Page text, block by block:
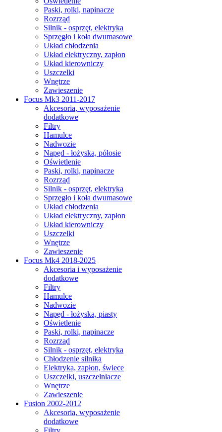
Paski, rolki, napinacze
Rozrząd
Silnik - osprzęt, elektryka
Sprzęgło i koła dwumasowe
Układ chłodzenia
Układ elektryczny, zapłon
Układ kierowniczy
Uszczelki
Wnętrze
Zawieszenie
Focus Mk3 2011-2017
Akcesoria, wyposażenie
dodatkowe
Filtry
Hamulce
Nadwozie
Napęd - łożyska, półosie
Oświetlenie
Paski, rolki, napinacze
Rozrząd
Silnik - osprzęt, elektryka
Sprzęgło i koła dwumasowe
Układ chłodzenia
Układ elektryczny, zapłon
Układ kierowniczy
Uszczelki
Wnętrze
Zawieszenie
Focus Mk4 2018-2025
Akcesoria i wyposażenie
dodatkowe
Filtry
Hamulce
Nadwozie
Napęd - łożyska, piasty
Oświetlenie
Paski, rolki, napinacze
Rozrząd
Silnik - osprzęt, elektryka
Chłodzenie silnika
Elektryka, zapłon, świece
Uszczelki, uszczelniacze
Wnętrze
Zawieszenie
Fusion 2002-2012
Akcesoria, wyposażenie
dodatkowe
Filtry